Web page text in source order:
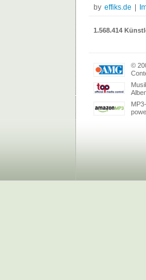
by effiks.de
1.568.414
©